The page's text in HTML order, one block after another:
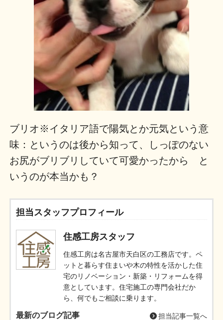
ブリオ※イタリア語で陽気とか元気という意
味：というのは後から知って、しっぽのない
お尻がブリブリしていて可愛かったから と
いうのが本当かも？
担当スタッフプロフィール
住感工房スタッフ
住感工房は名古屋市天白区の工務店です。ペ
ットと暮らす住まいや木の特性を活かした住
宅のリノベーション・新築・リフォームを得
意としています。住宅施工の専門会社だか
ら、何でもご相談に乗ります。
最新のブログ記事 担当記事一覧へ